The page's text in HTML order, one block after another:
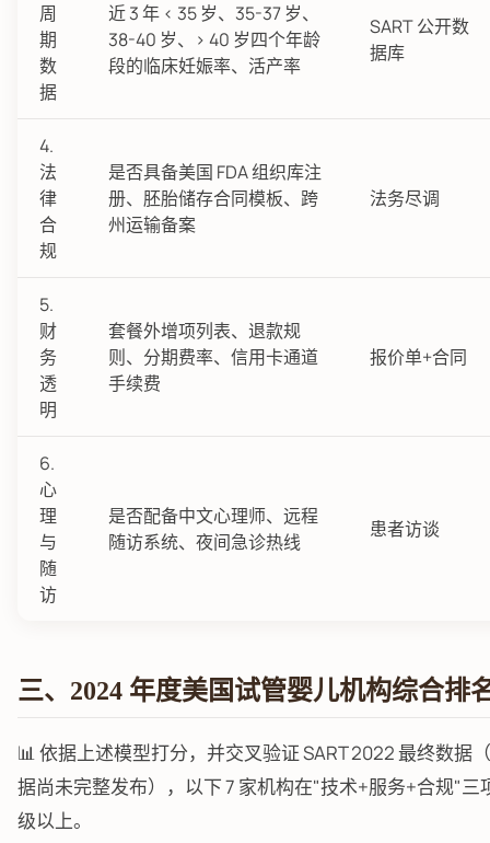
周
期
数
据
近 3 年 < 35 岁、35-37 岁、
38-40 岁、> 40 岁四个年龄
段的临床妊娠率、活产率
SART 公开数
据库
4.
法
律
合
规
是否具备美国 FDA 组织库注
册、胚胎储存合同模板、跨
州运输备案
法务尽调
5.
财
务
透
明
套餐外增项列表、退款规
则、分期费率、信用卡通道
手续费
报价单+合同
6.
心
理
与
随
访
是否配备中文心理师、远程
随访系统、夜间急诊热线
患者访谈
三、2024 年度美国试管婴儿机构综合排
📊 依据上述模型打分，并交叉验证 SART 2022 最终数据
据尚未完整发布），以下 7 家机构在"技术+服务+合规"三
级以上。